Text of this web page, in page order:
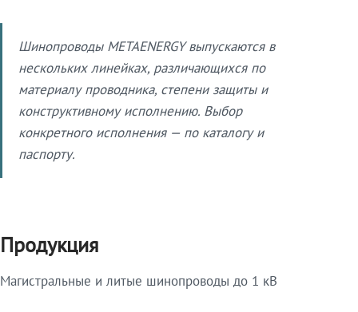
Шинопроводы METAENERGY выпускаются в
нескольких линейках, различающихся по
материалу проводника, степени защиты и
конструктивному исполнению. Выбор
конкретного исполнения — по каталогу и
паспорту.
Продукция
Магистральные и литые шинопроводы до 1 кВ